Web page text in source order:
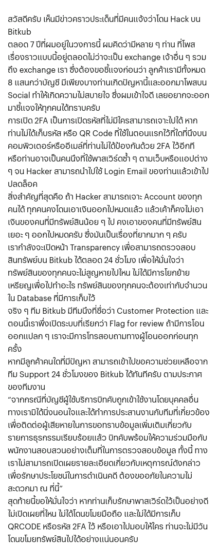
สวัสดีครับ เห็นมีข่าวคราวประเด็นที่มีคนแจ้งว่าโดน Hack บน
Bitkub
ตลอด 7 ปีที่ผมอยู่ในวงการนี้ ผมคิดว่ามีหลาย ๆ ท่าน ที่โพส
เรื่องราวแบบนี้อยู่ตลอดไม่ว่าจะเป็น exchange เจ้าอื่น ๆ รวม
ถึง exchange เรา ซึ่งต้องขอชี้แจงก่อนว่า ลูกค้าเรามีทั้งหมด
8 แสนกว่าบัญชี มีเพียงบางท่านเกิดปัญหานี้และออกมาโพสบน
Social ทำให้เกิดความไม่สบายใจ ซึ่งผมเข้าใจดี เลยอยากจะออก
มาชี้แจงให้ทุกคนได้ทราบครับ
การเปิด 2FA เป็นการเปิดรหัสที่ไม่มีใครสามารถเจาะไปได้ หาก
ท่านไม่ได้เก็บรหัส หรือ QR Code ที่ใช้ในตอนแรกไว้ที่ใดที่นึงบน
คอมพิวเตอร์หรืออีเมล์ที่ท่านไม่ได้ป้องกันด้วย 2FA ไว้อีกที
หรือท่านอาจเป็นคนนึงที่ใช้พาสเวิร์ดซ้ำ ๆ ตามเว็บหรือแอปต่าง
ๆ จน Hacker สามารถนำไปใช้ Login Email ของท่านแล้วเข้าไป
ปลดล็อค
สิ่งสำคัญที่สุดคือ ถ้า Hacker สามารถเจาะ Account ของทุก
คนได้ ทุกคนคงโดนเอาเงินออกไปหมดแล้ว แล้วเค้าก็คงไม่เอา
เงินของคนที่มีทรัพย์สินน้อย ๆ ไป คงเอาของคนที่มีทรัพย์สิน
เยอะ ๆ ออกไปหมดครับ ซึ่งมันเป็นเรื่องที่ยากมาก ๆ ครับ
เรากำลังจะเปิดหน้า Transparency เพื่อสามารถตรวจสอบ
สินทรัพย์บน Bitkub ได้ตลอด 24 ชั่วโมง เพื่อให้มั่นใจว่า
ทรัพย์สินของทุกคนจะไม่สูญหายไปไหน ไม่ได้มีการโยกย้าย
เหรียญเพื่อไปทำอะไร ทรัพย์สินของทุกคนจะต้องเท่ากับจำนวน
ใน Database ที่มีการเก็บไว้
จริง ๆ ทีม Bitkub มีทีมนึงที่ชื่อว่า Customer Protection และ
ตอนนี้เราพึ่งเปิดระบบที่เรียกว่า Flag for review ถ้ามีการโอน
ออกแปลก ๆ เราจะมีการโทรสอบถามทางผู้โอนออกก่อนทุก
ครั้ง
หากมีลูกค้าคนใดที่มีปัญหา สามารถเข้าไปขอความช่วยเหลือจาก
ทีม Support 24 ชั่วโมงของ Bitkub ได้ทันทีครับ ตามประกาศ
ของทีมงาน
“จากกรณีที่บัญชีผู้ใช้บริการบิทคับถูกเข้าใช้งานโดยบุคคลอื่น
ทางเรามิได้นิ่งนอนใจและได้ทำการประสานงานกับทีมที่เกี่ยวข้อง
เพื่อติดต่อผู้เสียหายในการขอทราบข้อมูลเพิ่มเติมเกี่ยวกับ
รายการธุรกรรมเรียบร้อยแล้ว บิทคับพร้อมให้ความร่วมมือกับ
พนักงานสอบสวนอย่างเต็มที่ในการตรวจสอบข้อมูล ทั้งนี้ ทาง
เราไม่สามารถเปิดเผยรายละเอียดเกี่ยวกับเหตุการณ์ดังกล่าว
เพื่อรักษาประโยชน์ในการดำเนินคดี ต้องขออภัยในความไม่
สะดวกมา ณ ที่นี้”
สุดท้ายนี้ขอให้มั่นใจว่า หากท่านเก็บรักษาพาสเวิร์ดไว้เป็นอย่างดี
ไม่เปิดเผยที่ไหน ไม่ได้โดนขโมยมือถือ และไม่ได้มีการเก็บ
QRCODE หรือรหัส 2FA ไว้ หรือเอาไปมอบให้ใคร ท่านจะไม่มีวัน
โดนขโมยทรัพย์สินไปได้อย่างแน่นอนครับ